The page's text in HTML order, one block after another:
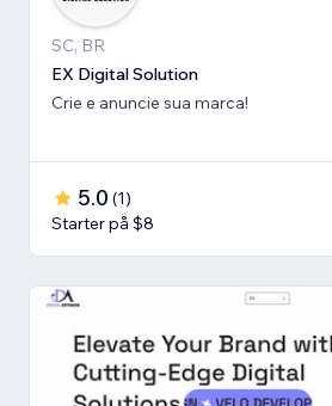
SC, BR
EX Digital Solution
Crie e anuncie sua marca!
5.0 (1)
Starter på $8